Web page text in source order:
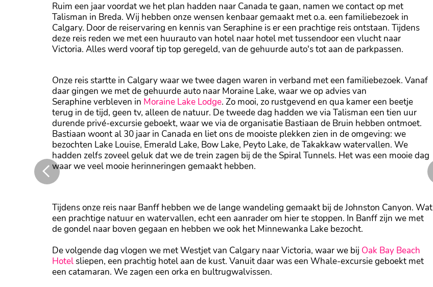
Ruim een jaar voordat we het plan hadden naar Canada te gaan, namen we contact op met
Talisman in Breda. Wij hebben onze wensen kenbaar gemaakt met o.a. een familiebezoek in
Calgary. Door de reiservaring en kennis van Seraphine is er een prachtige reis ontstaan. Tijdens
deze reis reden we met een huurauto van hotel naar hotel met tussendoor een vlucht naar
Victoria. Alles werd vooraf tip top geregeld, van de gehuurde auto's tot aan de parkpassen.
Onze reis startte in Calgary waar we twee dagen waren in verband met een familiebezoek. Vanaf
daar gingen we met de gehuurde auto naar Moraine Lake, waar we op advies van
Seraphine verbleven in Moraine Lake Lodge. Zo mooi, zo rustgevend en qua kamer een beetje
terug in de tijd, geen tv, alleen de natuur. De tweede dag hadden we via Talisman een tien uur
durende privé-excursie geboekt, waar we via de organisatie Bastiaan de Bruin hebben ontmoet.
Bastiaan woont al 30 jaar in Canada en liet ons de mooiste plekken zien in de omgeving: we
bezochten Lake Louise, Emerald Lake, Bow Lake, Peyto Lake, de Takakkaw watervallen. We
hadden zelfs zoveel geluk dat we de trein zagen bij de the Spiral Tunnels. Het was een mooie dag
waar we veel mooie herinneringen gemaakt hebben.
Tijdens onze reis naar Banff hebben we de lange wandeling gemaakt bij de Johnston Canyon. Wat
een prachtige natuur en watervallen, echt een aanrader om hier te stoppen. In Banff zijn we met
de gondel naar boven gegaan en hebben we ook het Minnewanka Lake bezocht.
De volgende dag vlogen we met Westjet van Calgary naar Victoria, waar we bij Oak Bay Beach
Hotel sliepen, een prachtig hotel aan de kust. Vanuit daar was een Whale-excursie geboekt met
een catamaran. We zagen een orka en bultrugwalvissen.